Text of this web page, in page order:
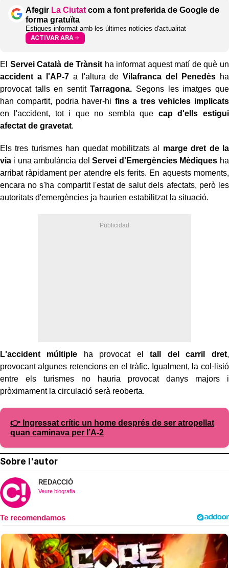
Afegir La Ciutat com a font preferida de Google de
forma gratuïta
Estigues informat amb les últimes notícies d'actualitat
ACTIVAR ARA
El Servei Català de Trànsit ha informat aquest matí de què un
accident a l'AP-7a l'altura deVilafranca del Penedès ha
provocat talls en sentitTarragona. Segons les imatges que
han compartit, podria haver-hi fins a tres vehicles implicats
en l'accident, tot i que no sembla que cap d'ells estigui
afectat de gravetat.
Els tres turismes han quedat mobilitzats al marge dret de la
via i una ambulància del Servei d'Emergències Mèdiques ha
arribat ràpidament per atendre els ferits. En aquests moments,
encara no s'ha compartit l'estat de salut dels afectats, però les
autoritats d'emergències ja haurien estabilitzat la situació.
L'accident múltiple ha provocat eltall del carril dret,
provocant algunes retencions en el tràfic. Igualment, la col·lisió
entre els turismes no hauria provocat danys majors i
pròximament la circulació serà reoberta.
👉 Ingressat crític un home després de ser atropellat
quan caminava per l’A-2
Sobre l'autor
REDACCIÓ
Veure biografia